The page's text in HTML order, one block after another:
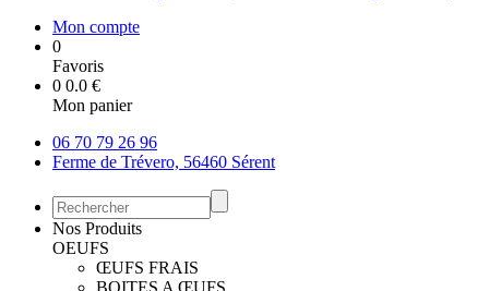
Mon compte
0
Favoris
0 0.0 €
Mon panier
06 70 79 26 96
Ferme de Trévero, 56460 Sérent
Nos Produits
OEUFS
ŒUFS FRAIS
BOITES A ŒUFS